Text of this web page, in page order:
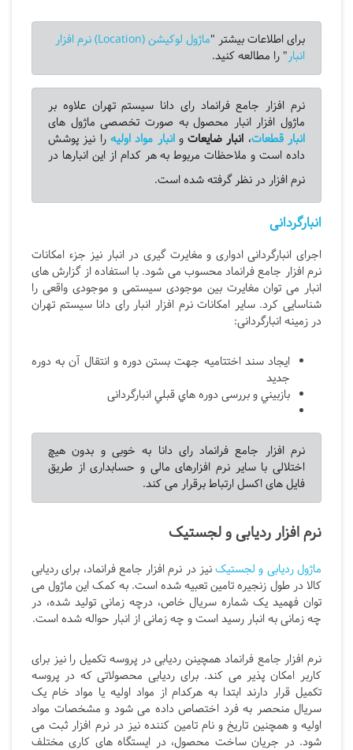
برای اطلاعات بیشتر "
ماژول لوکیشن (Location) نرم افزار
انبار" را مطالعه کنید.
نرم افزار جامع فرانماد رای دانا سیستم تهران علاوه بر
ماژول افزار انبار محصول به صورت تخصصی ماژول های
انبار قطعات، انبار ضایعاتوانبار مواد اولیه را نیز پوشش
داده است و ملاحظات مربوط به هر کدام از این انبارها در
نرم افزار در نظر گرفته شده است.
انبارگردانی
اجرای انبارگردانی ادواری و مغایرت گیری در انبار نیز جزء امکانات
نرم افزار جامع فرانماد محسوب می شود. با استفاده از گزارش های
انبار می توان مغایرت بین موجودی سیستمی و موجودی واقعی را
شناسایی کرد. سایر امکانات نرم افزار انبار رای دانا سیستم تهران
در زمینه انبارگردانی:
ايجاد سند اختتاميه جهت بستن دوره و انتقال آن به دوره
جدید
بازبيني و بررسی دوره هاي قبلي انبارگردانی
نرم افزار جامع فرانماد رای دانا به خوبی و بدون هیچ
اختلالی با سایر نرم افزارهای مالی و حسابداری از طریق
فایل های اکسل ارتباط برقرار می کند.
نرم افزار ردیابی و لجستیک
ماژول ردیابی و لجستیکنیز در نرم افزار جامع فرانماد، برای ردیابی
کالا در طول زنجیره تامین تعبیه شده است. به کمک این ماژول می
توان فهمید یک شماره سریال خاص، درچه زمانی تولید شده، در
چه زمانی به انبار رسید است و چه زمانی از انبار حواله شده است.
نرم افزار جامع فرانماد همچینن ردیابی در پروسه تکمیل را نیز برای
کاربر امکان پذیر می کند. برای ردیابی محصولاتی که در پروسه
تکمیل قرار دارند ابتدا به هرکدام از مواد اولیه یا مواد خام یک
سریال منحصر به فرد اختصاص داده می شود و مشخصات مواد
اولیه و همچنین تاریخ و نام تامین کننده نیز در نرم افزار ثبت می
شود. در جریان ساخت محصول، در ایستگاه های کاری مختلف